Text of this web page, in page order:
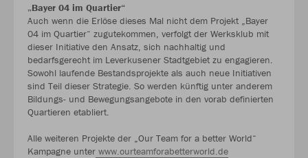
„Bayer 04 im Quartier“
Auch wenn die Erlöse dieses Mal nicht dem Projekt „Bayer
04 im Quartier“ zugutekommen, verfolgt der Werksklub mit
dieser Initiative den Ansatz, sich nachhaltig und
bedarfsgerecht im Leverkusener Stadtgebiet zu engagieren.
Sowohl laufende Bestandsprojekte als auch neue Initiativen
sind Teil dieser Strategie. So werden künftig unter anderem
Bildungs- und Bewegungsangebote in den vorab definierten
Quartieren etabliert.
Alle weiteren Projekte der „Our Team for a better World“
Kampagne unter www.ourteamforabetterworld.de